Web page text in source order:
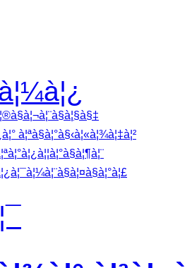
à¦ªà§à¦°à§‹à¦«à¦¾à¦‡à¦²